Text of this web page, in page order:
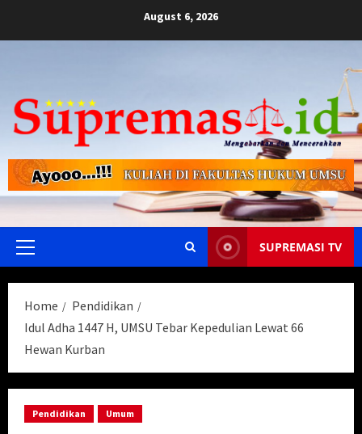
August 6, 2026
Primary
SUPREMASI TV
Home
Pendidikan
Idul Adha 1447 H, UMSU Tebar Kepedulian Lewat 66
Hewan Kurban
Pendidikan Umum